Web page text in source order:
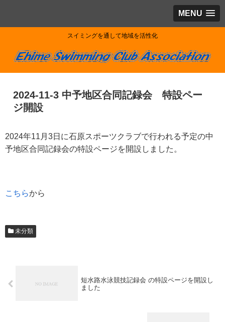
MENU
スイミングを通して地域を活性化
2024-11-3 中予地区合同記録会 特設ペー
ジ開設
2024年11月3日に石原スポーツクラブで行われる予定の中
予地区合同記録会の特設ページを開設しました。
こちらから
未分類
短水路水泳競技記録会 の特設ページを開設し
ました